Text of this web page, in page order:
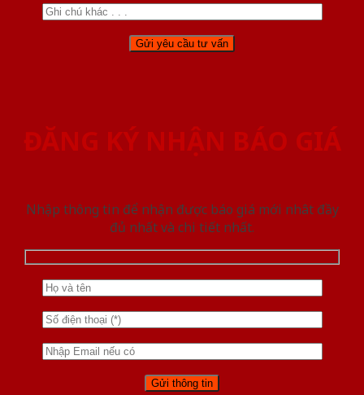
ĐĂNG KÝ NHẬN BÁO GIÁ
Nhập thông tin để nhận được báo giá mới nhât đầy
đủ nhất và chi tiết nhất.